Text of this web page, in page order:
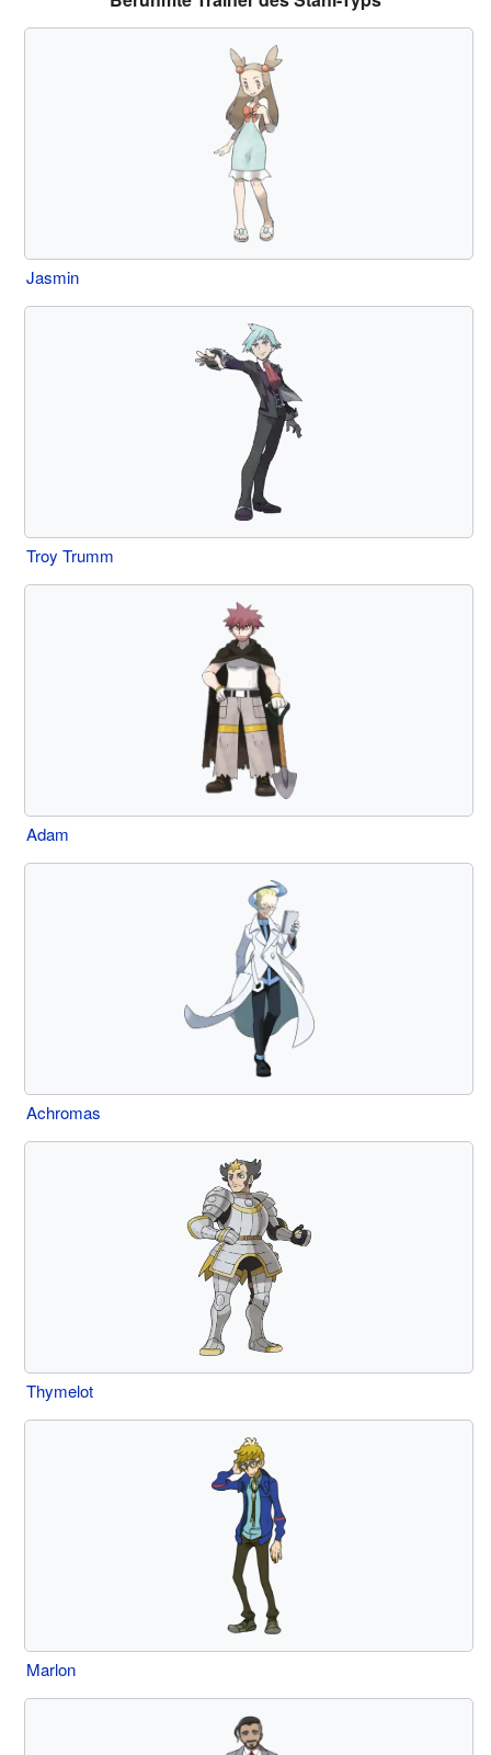
Jasmin
Troy Trumm
Adam
Achromas
Thymelot
Marlon